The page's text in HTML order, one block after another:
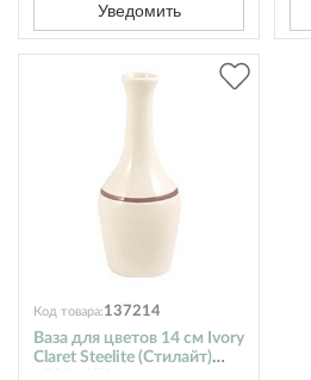
Уведомить
Код товара:137214
Ваза для цветов 14 см Ivory
Claret Steelite (Стилайт)